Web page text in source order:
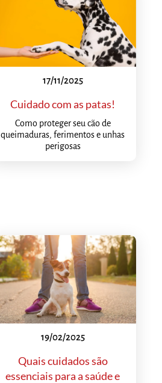
17/11/2025
Cuidado com as patas!
Como proteger seu cão de
queimaduras, ferimentos e unhas
perigosas
19/02/2025
Quais cuidados são
essenciais para a saúde e